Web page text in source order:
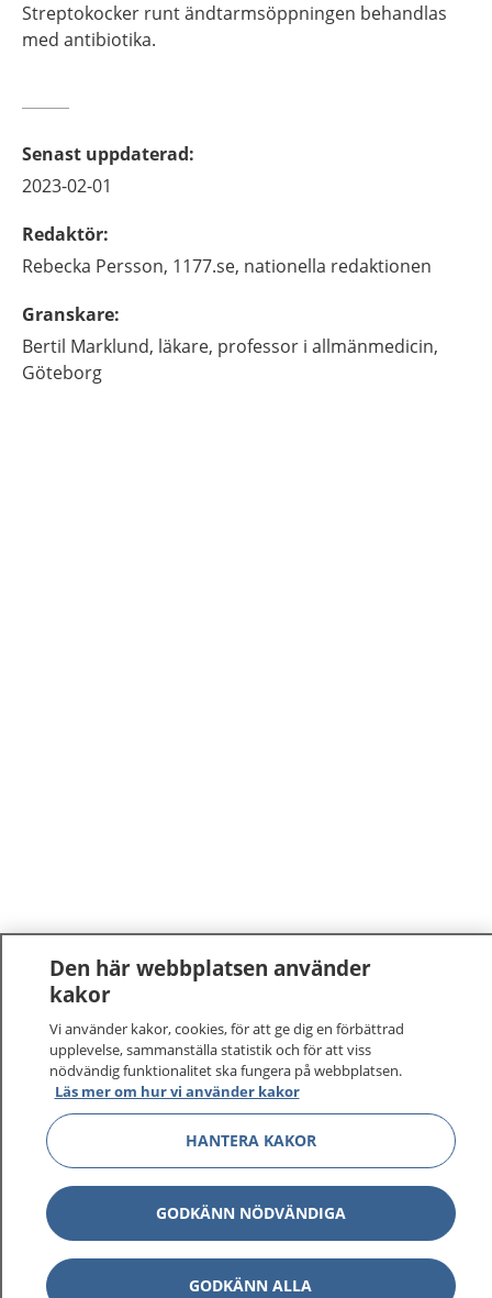
Streptokocker runt ändtarmsöppningen behandlas
med antibiotika.
Senast uppdaterad:
2023-02-01
Redaktör:
Rebecka Persson, 1177.se, nationella redaktionen
Granskare:
Bertil Marklund, läkare, professor i allmänmedicin,
Göteborg
1177–tryggt om din hälsa och vård
På 1177.se får du råd om hälsa och information om
sjukdomar och vilka mottagningar du kan kontakta.
Logga in för att läsa din journal och göra dina
vårdärenden. Ring telefonnummer 1177 för
sjukvårdsrådgivning dygnet runt.
1177 ger dig råd när du vill må bättre.
Den här webbplatsen använder
kakor
Vi använder kakor, cookies, för att ge dig en förbättrad
upplevelse, sammanställa statistik och för att viss
nödvändig funktionalitet ska fungera på webbplatsen.
Läs mer om hur vi använder kakor
HANTERA KAKOR
GODKÄNN NÖDVÄNDIGA
GODKÄNN ALLA